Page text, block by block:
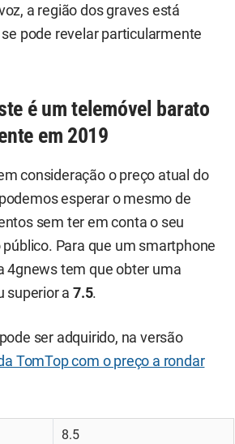
a região dos graves está
pode revelar particularmente
é um telemóvel barato
em 2019
consideração o preço atual do
esperar o mesmo de
sem ter em conta o seu
Para que um smartphone
4gnews tem que obter uma
superior a7.5.
ser adquirido, na versão
TomTop com o preço a rondar
8.5